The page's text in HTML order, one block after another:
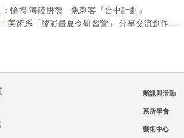
輪轉·海陸拼盤—魚刺客『台中計劃』
美術系「膠彩畫夏令研習營」 分享交流創作....
新訊與活動
系所學會
藝術中心